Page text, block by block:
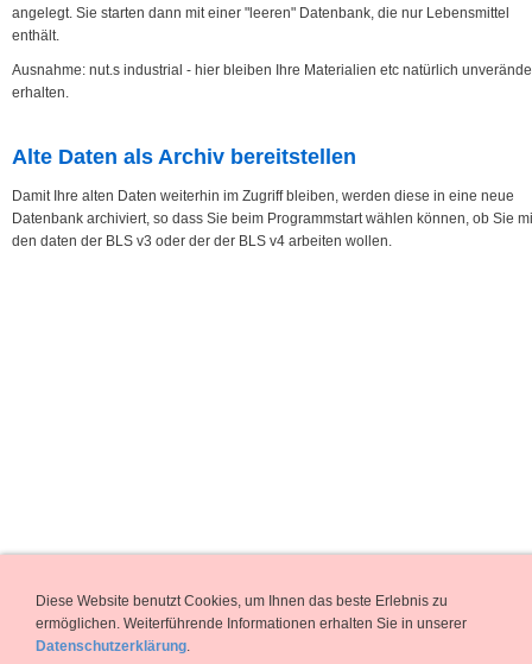
angelegt. Sie starten dann mit einer "leeren" Datenbank, die nur Lebensmittel
enthält.
Ausnahme: nut.s industrial - hier bleiben Ihre Materialien etc natürlich
erhalten.
Alte Daten als Archiv bereitstellen
Damit Ihre alten Daten weiterhin im Zugriff bleiben, werden diese in eine neue
Datenbank archiviert, so dass Sie beim Programmstart wählen können, ob Sie
den daten der BLS v3 oder der der BLS v4 arbeiten wollen.
Diese Website benutzt Cookies, um Ihnen das beste Erlebnis zu
ermöglichen. Weiterführende Informationen erhalten Sie in unserer
Datenschutzerklärung.